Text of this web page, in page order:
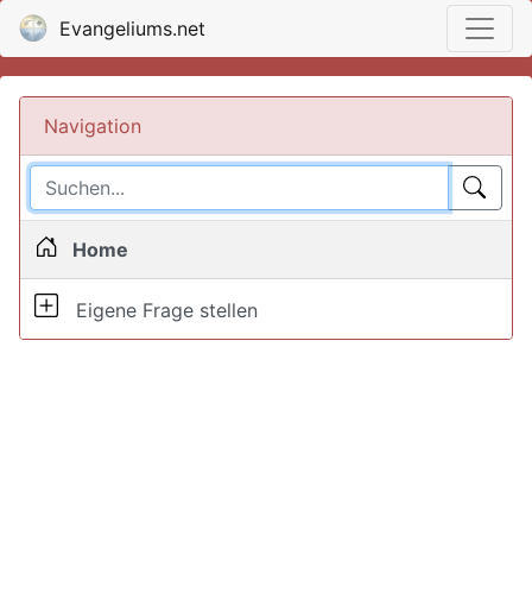
Evangeliums.net
Navigation
Home
Eigene Frage stellen